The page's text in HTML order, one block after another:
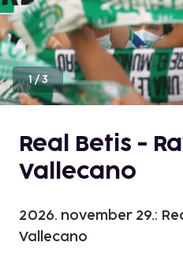
1/3
Real Betis -
Vallecano
2026. november 29.:
Vallecano